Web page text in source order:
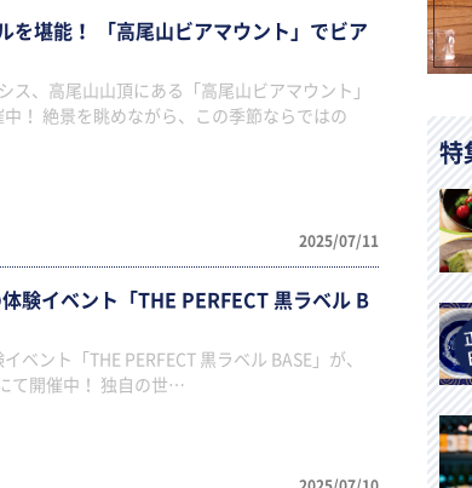
を堪能！ 「高尾山ビアマウント」でビア
ス、高尾山山頂にある「高尾山ビアマウント」
！ 絶景を眺めながら、この季節ならではの
2025/07/11
験イベント「THE PERFECT 黒ラベル B
ベント「THE PERFECT 黒ラベル BASE」が、
て開催中！ 独自の世…
2025/07/10
特